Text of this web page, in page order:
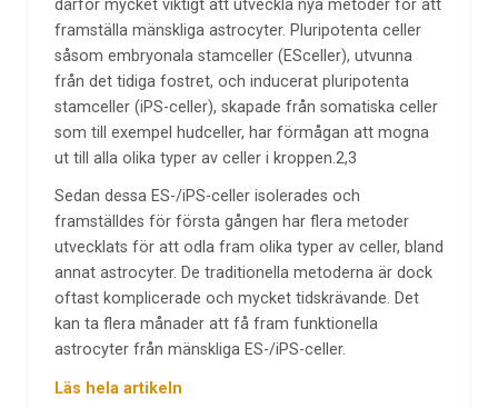
därför mycket viktigt att utveckla nya metoder för att
framställa mänskliga astrocyter. Pluripotenta celler
såsom embryonala stamceller (ESceller), utvunna
från det tidiga fostret, och inducerat pluripotenta
stamceller (iPS-celler), skapade från somatiska celler
som till exempel hudceller, har förmågan att mogna
ut till alla olika typer av celler i kroppen.2,3
Sedan dessa ES-/iPS-celler isolerades och
framställdes för första gången har flera metoder
utvecklats för att odla fram olika typer av celler, bland
annat astrocyter. De traditionella metoderna är dock
oftast komplicerade och mycket tidskrävande. Det
kan ta flera månader att få fram funktionella
astrocyter från mänskliga ES-/iPS-celler.
Läs hela artikeln